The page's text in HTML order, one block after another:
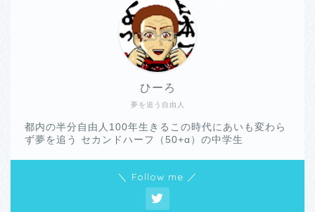
夢を追う自由人
ひーろ
都内の半分自由人100年生きるこの時代にあいも変わら
ず夢を追う セカンドハーフ（50+α）の中学生
＼ Follow me ／